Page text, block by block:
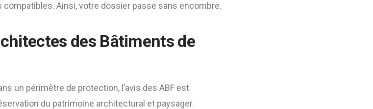
Ainsi, votre dossier passe sans encombre.
des Bâtiments de
un périmètre de protection, l’avis des ABF est
du patrimoine architectural et paysager.